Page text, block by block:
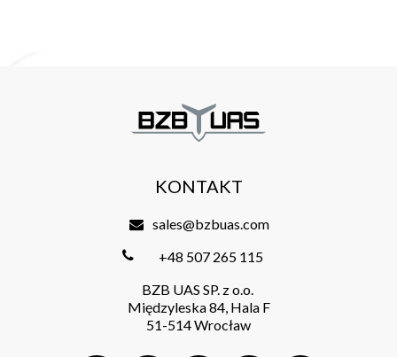
KONTAKT
sales@bzbuas.com
+48 507 265 115
BZB UAS SP. z o.o.
Międzyleska 84, Hala F
51-514 Wrocław